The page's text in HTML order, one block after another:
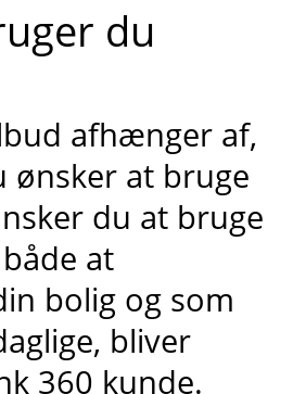
du
afhænger af,
ønsker at bruge
du at bruge
at
bolig og som
bliver
360 kunde.